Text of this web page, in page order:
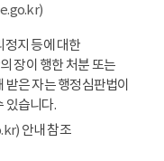
지 등에 대한
장이 행한 처분 또는
받은 자는 행정심판법이
있습니다.
안내 참조